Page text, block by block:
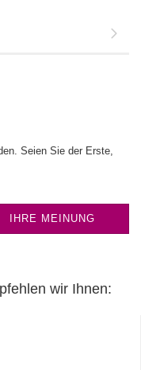
Seien Sie der Erste,
IHRE MEINUNG
wir Ihnen: